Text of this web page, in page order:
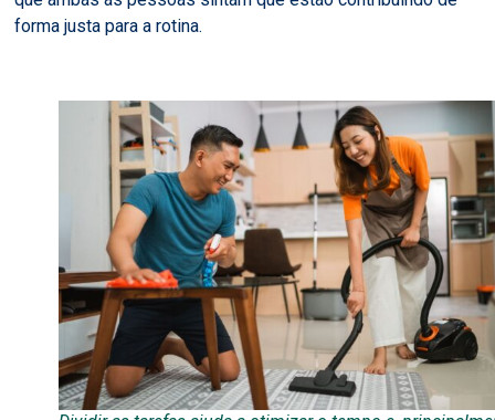
forma justa para a rotina.